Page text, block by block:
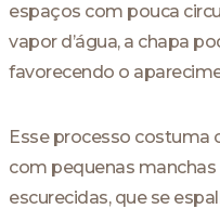
espaços com pouca
vapor d’água, a chapa
favorecendo o
Esse processo costuma
com pequenas
escurecidas, que se